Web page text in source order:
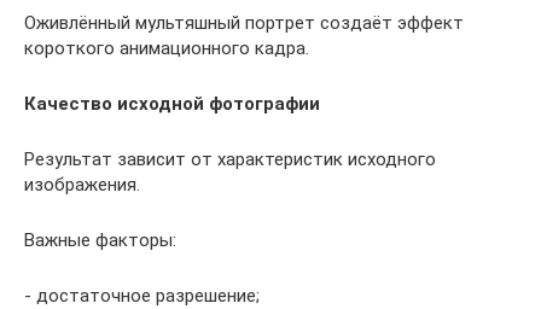
Оживлённый мультяшный портрет создаёт эффект
короткого анимационного кадра.
Качество исходной фотографии
Результат зависит от характеристик исходного
изображения.
Важные факторы:
- достаточное разрешение;